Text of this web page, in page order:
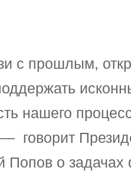
с прошлым,
нашего
говорит
Попов о задачах